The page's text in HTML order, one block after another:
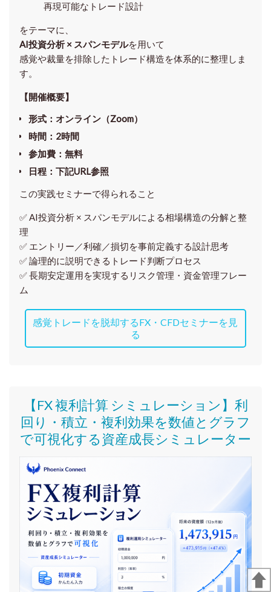
再現可能なトレード設計
をテーマに、
AI投資分析 × スパンモデルを用いて
感覚や裁量を排除したトレード構造を体系的に整理しま
す。
【開催概要】
形式：オンライン（Zoom）
時間：2時間
参加費：無料
日程：下記URL参照
この実践セミナーで得られること
✅ AI投資分析 × スパンモデルによる相場構造の分解と整
理
✅ エントリー／利確／損切を事前定義する設計思考
✅ 論理的に説明できるトレード判断プロセス
✅ 長期安定運用を実現するリスク管理・資金管理フレー
ム
感覚トレードを脱却するFX・CFDセミナーを見
る
【FX 複利計算 シミュレーション】利
回り・積立・複利効果を数値とグラフ
で可視化する資産成長シミュレーター